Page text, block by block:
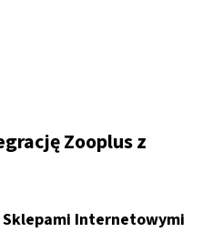
Zooplus z
Internetowymi